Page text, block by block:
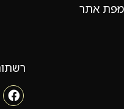
מפת אתר